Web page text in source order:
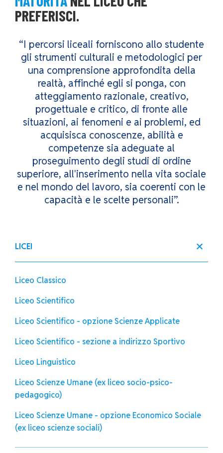
PREFERISCI.
“I percorsi liceali forniscono allo studente
gli strumenti culturali e metodologici per
una comprensione approfondita della
realtà, affinché egli si ponga, con
atteggiamento razionale, creativo,
progettuale e critico, di fronte alle
situazioni, ai fenomeni e ai problemi, ed
acquisisca conoscenze, abilità e
competenze sia adeguate al
proseguimento degli studi di ordine
superiore, all'inserimento nella vita sociale
e nel mondo del lavoro, sia coerenti con le
capacità e le scelte personali”.
LICEI
Liceo Classico
Liceo Scientifico
Liceo Scientifico - opzione Scienze Applicate
Liceo Scientifico - sezione a indirizzo Sportivo
Liceo Linguistico
Liceo Scienze Umane (ex liceo socio-psico-
pedagogico)
Liceo Scienze Umane - opzione Economico Sociale
(ex liceo scienze sociali)